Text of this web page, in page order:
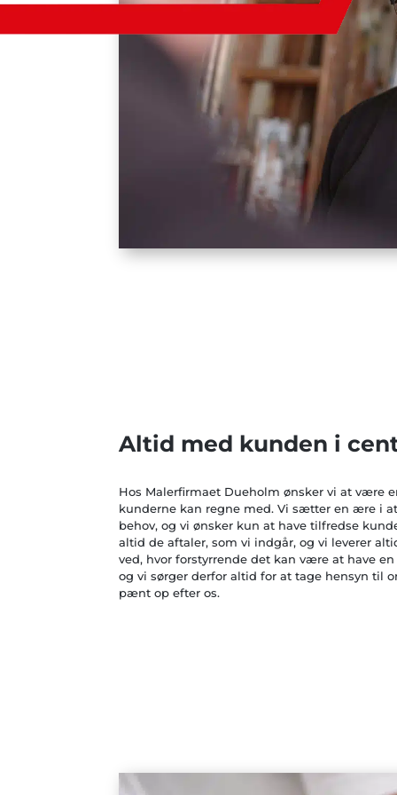
Altid med kunden i
Hos Malerfirmaet Dueholm ønsker vi at være
kunderne kan regne med. Vi sætter en ære i
behov, og vi ønsker kun at have tilfredse
altid de aftaler, som vi indgår, og vi leverer
ved, hvor forstyrrende det kan være at have
og vi sørger derfor altid for at tage hensyn til
pænt op efter os.